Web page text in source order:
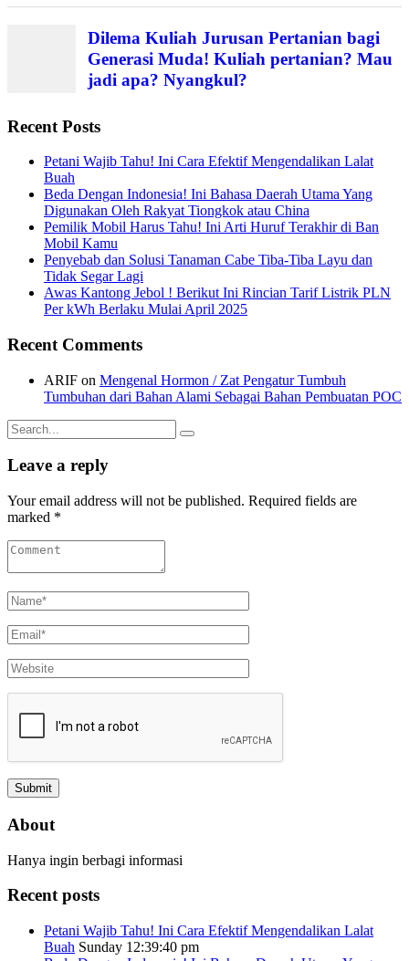
Dilema Kuliah Jurusan Pertanian bagi
Generasi Muda! Kuliah pertanian? Mau
jadi apa? Nyangkul?
Recent Posts
Petani Wajib Tahu! Ini Cara Efektif Mengendalikan Lalat
Buah
Beda Dengan Indonesia! Ini Bahasa Daerah Utama Yang
Digunakan Oleh Rakyat Tiongkok atau China
Pemilik Mobil Harus Tahu! Ini Arti Huruf Terakhir di Ban
Mobil Kamu
Penyebab dan Solusi Tanaman Cabe Tiba-Tiba Layu dan
Tidak Segar Lagi
Awas Kantong Jebol ! Berikut Ini Rincian Tarif Listrik PLN
Per kWh Berlaku Mulai April 2025
Recent Comments
ARIF on Mengenal Hormon / Zat Pengatur Tumbuh
Tumbuhan dari Bahan Alami Sebagai Bahan Pembuatan POC
Search
for:
Leave a reply
Your email address will not be published. Required fields are
marked *
About
Hanya ingin berbagi informasi
Recent posts
Petani Wajib Tahu! Ini Cara Efektif Mengendalikan Lalat
Buah Sunday 12:39:40 pm